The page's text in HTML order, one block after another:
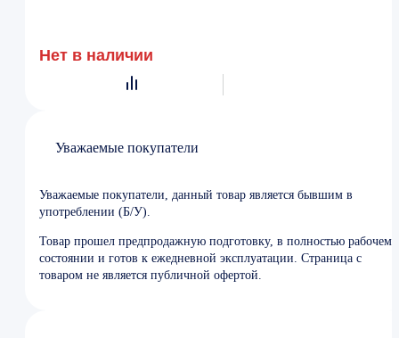
Нет в наличии
Уважаемые покупатели
Уважаемые покупатели, данный товар является бывшим в
употреблении (Б/У).
Товар прошел предпродажную подготовку, в полностью рабочем
состоянии и готов к ежедневной эксплуатации. Страница с
товаром не является публичной офертой.